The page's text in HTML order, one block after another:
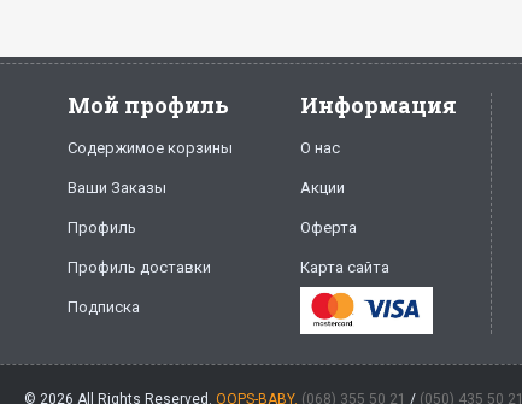
Мой профиль
Содержимое корзины
Ваши Заказы
Профиль
Профиль доставки
Подписка
Информация
О нас
Акции
Оферта
Карта сайта
© 2026 All Rights Reserved. OOPS-BABY. (068) 355 50 21 / (050) 435 50 21